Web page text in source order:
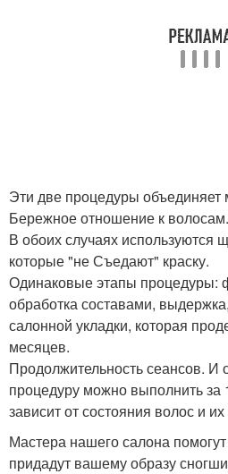
Эти две процедуры объединяет
Бережное отношение к волосам.
В обоих случаях используются
которые "не Съедают" краску.
Одинаковые этапы процедуры:
обработка составами,
салонной укладки, которая
месяцев.
Продолжительность сеансов. И
процедуру можно выполнить за
зависит от состояния волос и их
Мастера нашего салона
придадут вашему образу